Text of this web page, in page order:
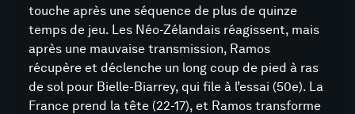
touche après une séquence de plus de quinze
temps de jeu. Les Néo-Zélandais réagissent, mais
après une mauvaise transmission, Ramos
récupère et déclenche un long coup de pied à ras
de sol pour Bielle-Biarrey, qui file à l’essai (50e). La
France prend la tête (22-17), et Ramos transforme